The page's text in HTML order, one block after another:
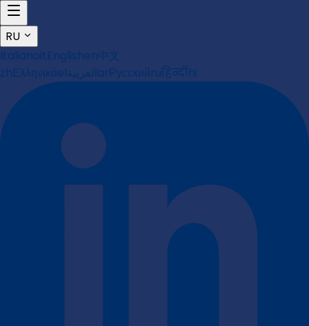
RU
ItalianoitEnglishen中文
zhΕλληνικάelالعربيةarРусскийruहिन्दीhi